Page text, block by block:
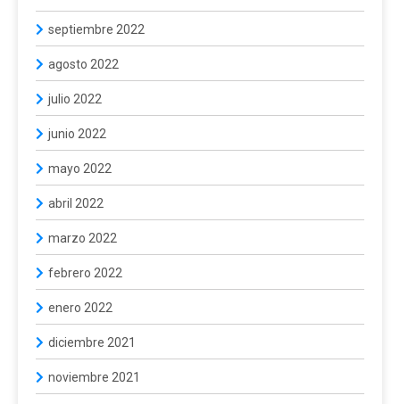
septiembre 2022
agosto 2022
julio 2022
junio 2022
mayo 2022
abril 2022
marzo 2022
febrero 2022
enero 2022
diciembre 2021
noviembre 2021